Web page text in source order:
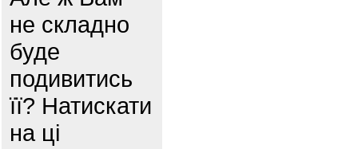
не складно
буде
подивитись
її? Натискати
на ці